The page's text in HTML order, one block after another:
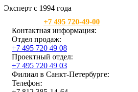
Эксперт с 1994 года
+7 495 720-49-00
Контактная информация:
Отдел продаж:
+7 495 720 49 08
Проектный отдел:
+7 495 720 49 03
Филиал в Санкт-Петербурге:
Телефон: